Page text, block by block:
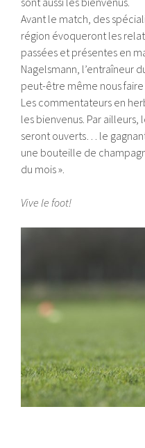
Avant le match, des
région évoqueront les
passées et présentes en
Nagelsmann, l’entraîneur
peut-être même nous
Les commentateurs en
les bienvenus. Par ailleurs,
seront ouverts… le
une bouteille de
du mois ».
Vive le foot!